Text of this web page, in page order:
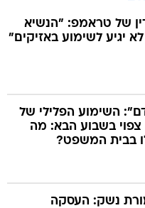
של טראמפ: "הנשיא
יגיע לשימוע באזיקים"
השימוע הפלילי של
בשבוע הבא: מה
בבית המשפט?
נשק: העסקה